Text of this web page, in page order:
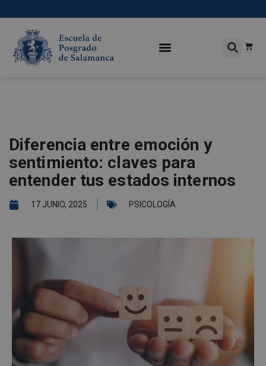
Diferencia entre emoción y
sentimiento: claves para
entender tus estados internos
17 JUNIO, 2025 PSICOLOGÍA